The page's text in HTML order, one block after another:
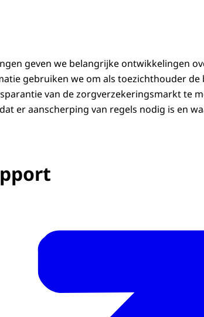
geven we belangrijke ontwikkelingen
gebruiken we om als toezichthouder de
van de zorgverzekeringsmarkt te
er aanscherping van regels nodig is en